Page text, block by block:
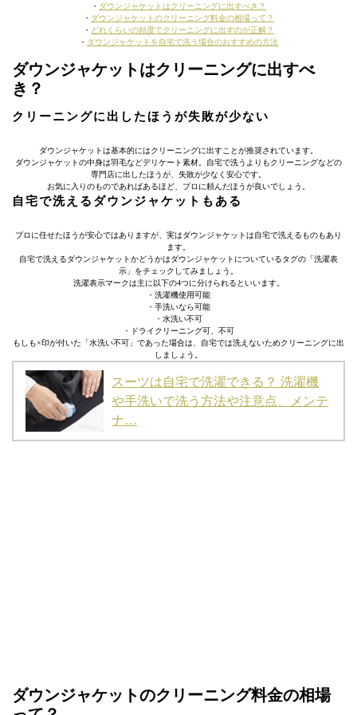
・ ダウンジャケットはクリーニングに出すべき？
・ ダウンジャケットのクリーニング料金の相場って？
・ どれくらいの頻度でクリーニングに出すのが正解？
・ ダウンジャケットを自宅で洗う場合のおすすめの方法
ダウンジャケットはクリーニングに出すべ
き？
クリーニングに出したほうが失敗が少ない
ダウンジャケットは基本的にはクリーニングに出すことが推奨されています。
ダウンジャケットの中身は羽毛などデリケート素材。自宅で洗うよりもクリーニングなどの
専門店に出したほうが、失敗が少なく安心です。
お気に入りのものであればあるほど、プロに頼んだほうが良いでしょう。
自宅で洗えるダウンジャケットもある
プロに任せたほうが安心ではありますが、実はダウンジャケットは自宅で洗えるものもあり
ます。
自宅で洗えるダウンジャケットかどうかはダウンジャケットについているタグの「洗濯表
示」をチェックしてみましょう。
洗濯表示マークは主に以下の4つに分けられるといいます。
・洗濯機使用可能
・手洗いなら可能
・水洗い不可
・ドライクリーニング可、不可
もしも×印が付いた「水洗い不可」であった場合は、自宅では洗えないためクリーニングに出
しましょう。
スーツは自宅で洗濯できる？ 洗濯機
や手洗いで洗う方法や注意点、メンテ
ナ…
ダウンジャケットのクリーニング料金の相場